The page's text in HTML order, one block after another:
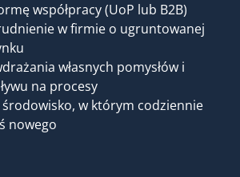
współpracy (UoP lub B2B)
w firmie o ugruntowanej
własnych pomysłów i
na procesy
w którym codziennie
nowego